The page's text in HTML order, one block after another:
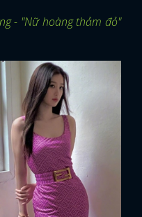
- "Nữ hoàng thảm đỏ"